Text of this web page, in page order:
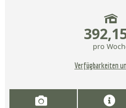
pro
Verfügbarkeiten